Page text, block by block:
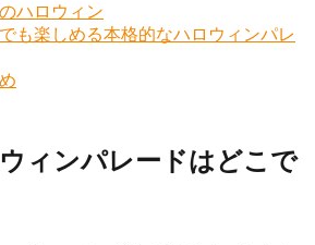
ハロウィン
も楽しめる本格的なハロウィンパレ
ィンパレードはどこで